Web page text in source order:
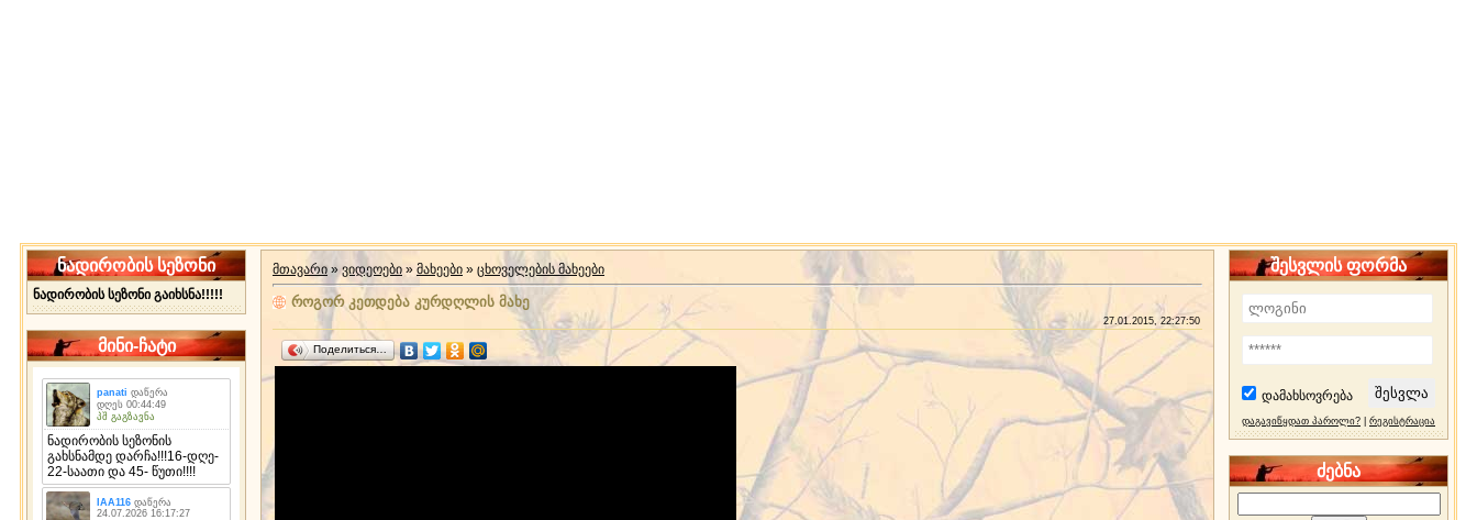
ნადირობის სეზონი
ნადირობის სეზონი გაიხსნა!!!!!
მინი-ჩატი
მთავარი » ვიდეოები » მახეები » ცხოველების მახეები
როგორ კეთდება კურდღლის მახე
27.01.2015, 22:27:50
Поделиться…
შესვლის ფორმა
დამახსოვრება
დაგავიწყდათ პაროლი? რეგისტრაცია
ძებნა